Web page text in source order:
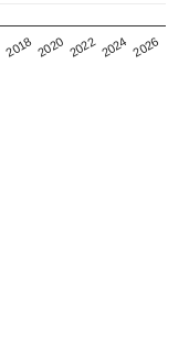
2018 2020 2022 2024 2026